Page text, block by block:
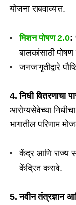
योजना राबवाव्यात.
मिशन पोषण 2.0:
बालकांसाठी
जनजागृतीद्वारे
4.निधी वितरणाचा
आरोग्यसेवेच्या
भागातील परिणाम
केंद्र आणि राज्य
केंद्रित करावे.
5.नवीन तंत्रज्ञान